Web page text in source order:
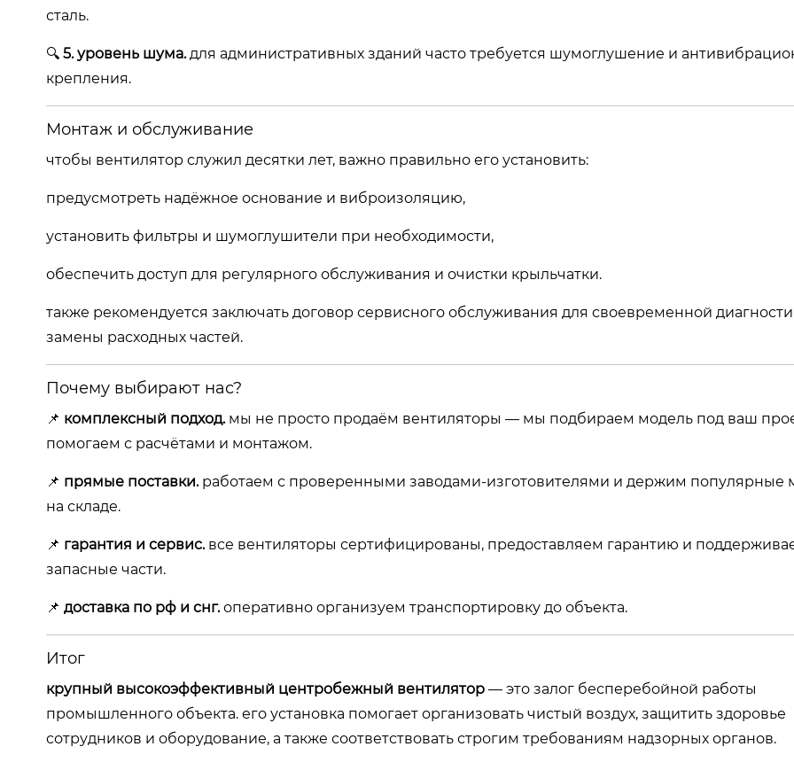
сталь.
🔍 5. уровень шума.для административных зданий часто требуется шумоглушение и
крепления.
Монтаж и обслуживание
чтобы вентилятор служил десятки лет, важно правильно его установить:
предусмотреть надёжное основание и виброизоляцию,
установить фильтры и шумоглушители при необходимости,
обеспечить доступ для регулярного обслуживания и очистки крыльчатки.
также рекомендуется заключать договор сервисного обслуживания для своевременной
замены расходных частей.
Почему выбирают нас?
📌 комплексный подход.мы не просто продаём вентиляторы — мы подбираем модель под ваш
помогаем с расчётами и монтажом.
📌 прямые поставки.работаем с проверенными заводами-изготовителями и держим популярные
на складе.
📌 гарантия и сервис.все вентиляторы сертифицированы, предоставляем гарантию и
запасные части.
📌 доставка по рф и снг.оперативно организуем транспортировку до объекта.
Итог
крупный высокоэффективный центробежный вентилятор — это залог бесперебойной работы
промышленного объекта. его установка помогает организовать чистый воздух, защитить здоровье
сотрудников и оборудование, а также соответствовать строгим требованиям надзорных органов.